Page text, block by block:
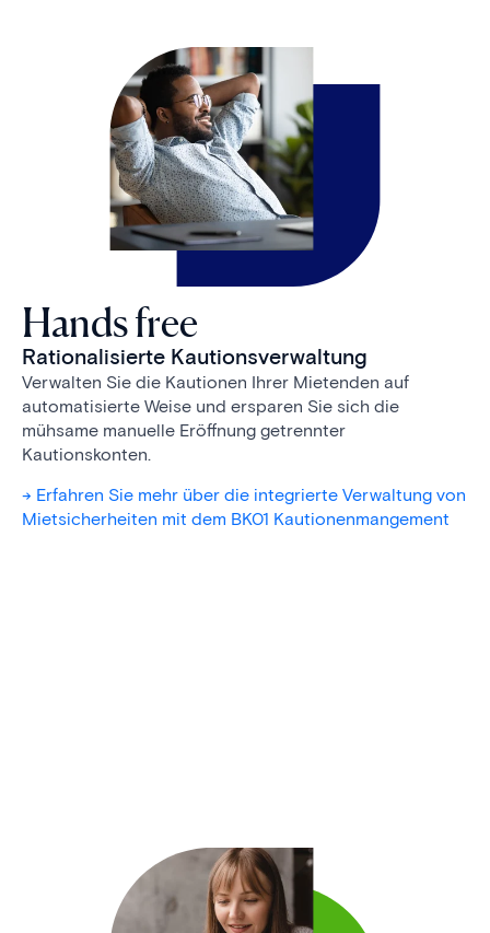
Hands free
Rationalisierte Kautionsverwaltung
Verwalten Sie die Kautionen Ihrer Mietenden auf
automatisierte Weise und ersparen Sie sich die
mühsame manuelle Eröffnung getrennter
Kautionskonten.
-> Erfahren Sie mehr über die integrierte Verwaltung von
Mietsicherheiten mit dem BK01 Kautionenmangement